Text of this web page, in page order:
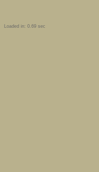
Loaded in: 0.69 sec